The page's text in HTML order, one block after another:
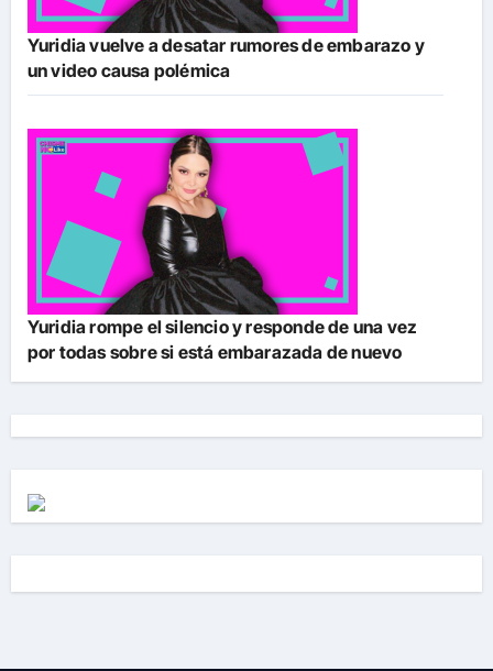
Yuridia vuelve a desatar rumores de embarazo y
un video causa polémica
Yuridia rompe el silencio y responde de una vez
por todas sobre si está embarazada de nuevo